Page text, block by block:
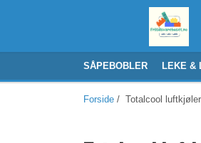
SÅPEBOBLER LEKE &
Forside / Totalcool